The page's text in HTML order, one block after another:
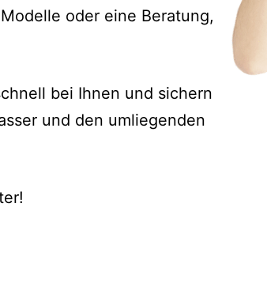
oder eine Beratung,
bei Ihnen und sichern
und den umliegenden